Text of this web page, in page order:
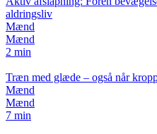
aldringsliv
Mænd
Mænd
2 min
Træn med glæde – også når
Mænd
Mænd
7 min